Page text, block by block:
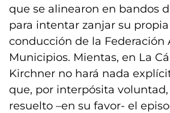
que se alinearon en bandos
para intentar zanjar su
conducción de la Federación
Municipios. Mientas, en La
Kirchner no hará nada
que, por interpósita voluntad,
resuelto –en su favor- el